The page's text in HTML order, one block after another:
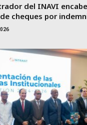
del INAVI
cheques por